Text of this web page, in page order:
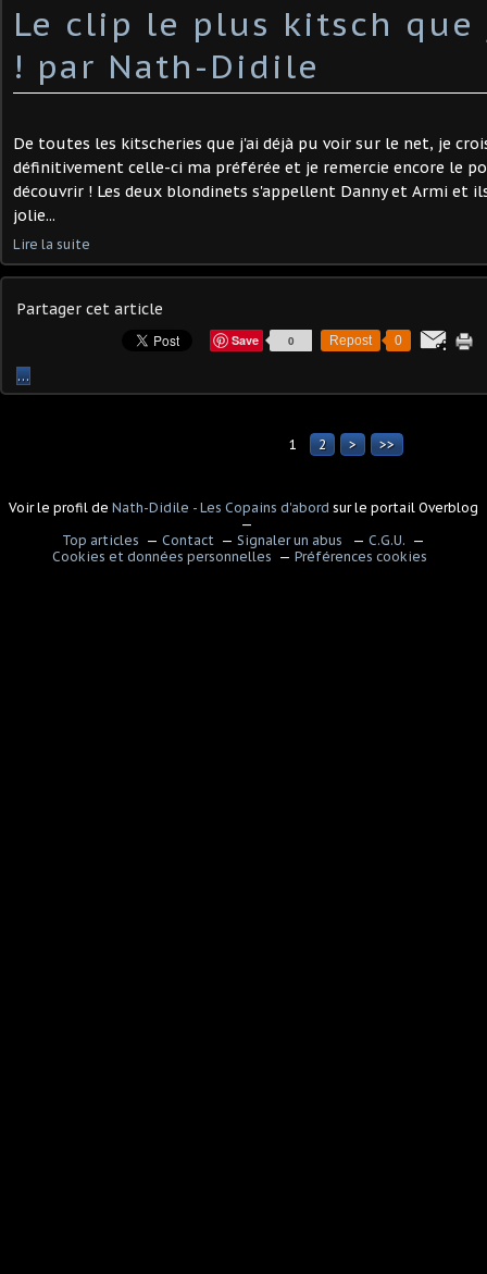
Le clip le plus kitsch
! par Nath-Didile
De toutes les kitscheries que j'ai déjà pu voir sur le net, je
définitivement celle-ci ma préférée et je remercie encore le
découvrir ! Les deux blondinets s'appellent Danny et Armi et
jolie...
Lire la suite
Partager cet article
0
Save Repost 0
…
1 2 > >>
Voir le profil de Nath-Didile - Les Copains d'abord sur le portail Overblog
Top articles
Contact Signaler un abus
C.G.U.
Cookies et données personnelles
Préférences cookies